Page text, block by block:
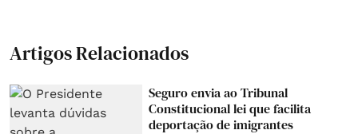
Artigos Relacionados
Seguro envia ao Tribunal
Constitucional lei que facilita
deportação de imigrantes